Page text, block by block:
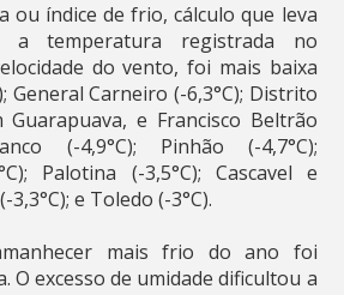
ou índice de frio, cálculo que leva
a temperatura registrada no
do vento, foi mais baixa
General Carneiro (-6,3°C); Distrito
e Francisco Beltrão
(-4,9°C); Pinhão (-4,7°C);
Palotina (-3,5°C); Cascavel e
e Toledo (-3°C).
mais frio do ano foi
O excesso de umidade dificultou a